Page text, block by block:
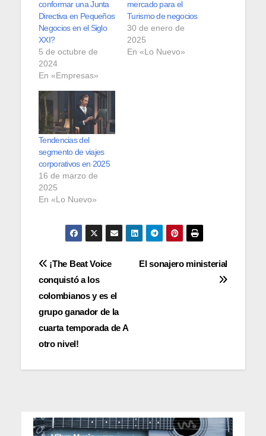
conformar una Junta
Directiva en Pequeños
Negocios en el Siglo
XXI?
5 de octubre de
2024
En «Empresas»
mercado para el
Turismo de negocios
30 de enero de
2025
En «Lo Nuevo»
Tendencias del
segmento de viajes
corporativos en 2025
16 de marzo de
2025
En «Lo Nuevo»
Navegación
de
entradas
El sonajero ministerial
¡The Beat Voice
conquistó a los
colombianos y es el
grupo ganador de la
cuarta temporada de A
otro nivel!